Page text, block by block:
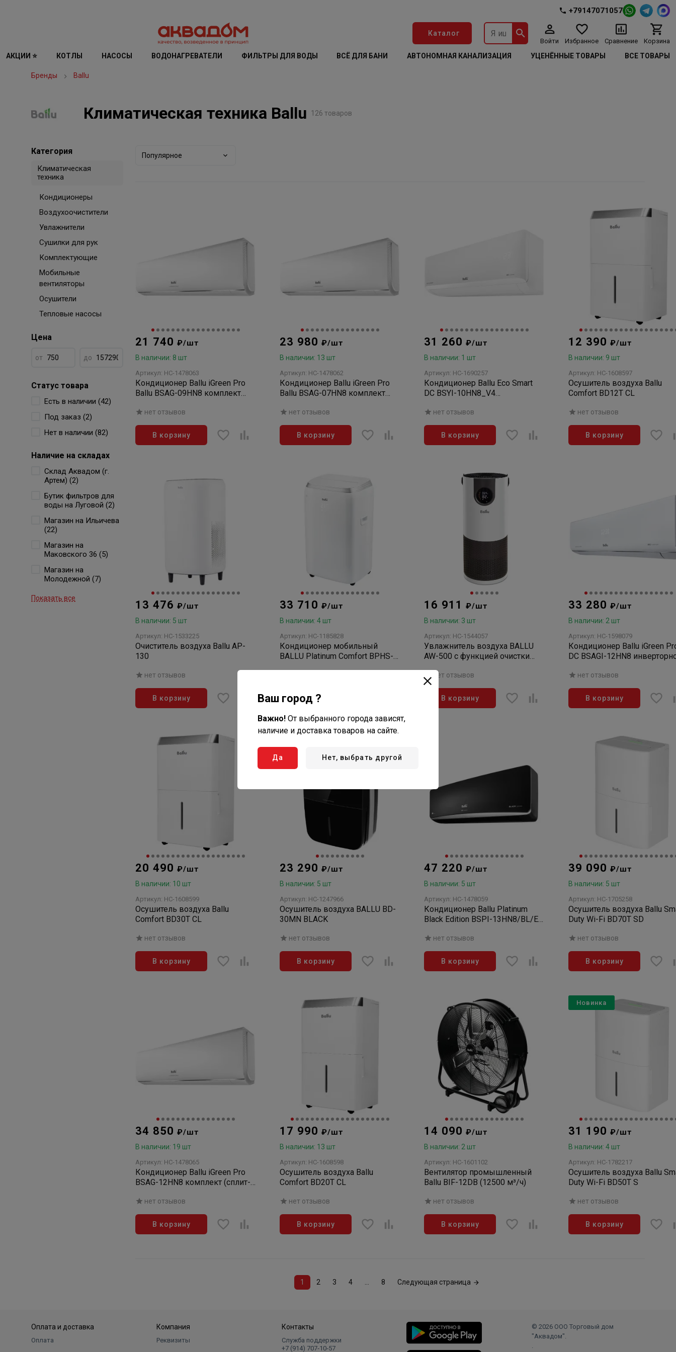
+79147071057
Каталог
Войти Избранное Сравнение Корзина
АКЦИИ ⭐ КОТЛЫ НАСОСЫ ВОДОНАГРЕВАТЕЛИ ФИЛЬТРЫ ДЛЯ ВОДЫ ВСЁ ДЛЯ БАНИ АВТОНОМНАЯ КАНАЛИЗАЦИЯ УЦЕНЁННЫЕ ТОВАРЫ ВСЕ ТОВАРЫ
Бренды Ballu
Климатическая техника Ballu 126 товаров
Категория
Климатическая
техника
Кондиционеры
Воздухоочистители
Увлажнители
Сушилки для рук
Комплектующие
Мобильные
вентиляторы
Осушители
Тепловые насосы
Цена
от до
Статус товара
Есть в наличии (42)
Под заказ (2)
Нет в наличии (82)
Наличие на складах
Cклад Аквадом (г.
Артем) (2)
Бутик фильтров для
воды на Луговой (2)
Магазин на Ильичева
(22)
Магазин на
Маковского 36 (5)
Магазин на
Молодежной (7)
Показать все
Популярное
21 740₽/шт
В наличии: 8 шт
Артикул: НС-1478063
Кондиционер Ballu iGreen Pro
Ballu BSAG-09HN8 комплект
нет отзывов
В корзину
23 980₽/шт
В наличии: 13 шт
Артикул: НС-1478062
Кондиционер Ballu iGreen Pro
Ballu BSAG-07HN8 комплект
нет отзывов
В корзину
31 260₽/шт
В наличии: 1 шт
Артикул: НС-1690257
Кондиционер Ballu Eco Smart
DC BSYI-10HN8_V4
(сплит-система)
нет отзывов
В корзину
12 390₽/шт
В наличии: 9 шт
Артикул: НС-1608597
Осушитель воздуха Ballu
Comfort BD12T CL
нет отзывов
В корзину
13 476₽/шт
В наличии: 5 шт
Артикул: НС-1533225
Очиститель воздуха Ballu AP-
130
нет отзывов
В корзину
33 710₽/шт
В наличии: 4 шт
Артикул: НС-1185828
Кондиционер мобильный
BALLU Platinum Comfort BPHS-
В корзину
16 911₽/шт
В наличии: 3 шт
Артикул: НС-1544057
Увлажнитель воздуха BALLU
AW-500 с функцией очистки
нет отзывов
В корзину
33 280₽/шт
В наличии: 2 шт
Артикул: НС-1598079
Кондиционер Ballu iGreen
DC BSAGI-12HN8
нет отзывов
В корзину
20 490₽/шт
В наличии: 10 шт
Артикул: НС-1608599
Осушитель воздуха Ballu
Comfort BD30T CL
нет отзывов
В корзину
23 290₽/шт
В наличии: 5 шт
Артикул: НС-1247966
Осушитель воздуха BALLU BD-
30MN BLACK
нет отзывов
В корзину
47 220₽/шт
В наличии: 5 шт
Артикул: НС-1478059
Кондиционер Ballu Platinum
Black Edition BSPI-13HN8/BL/EU
(сплит-система)
нет отзывов
В корзину
39 090₽/шт
В наличии: 5 шт
Артикул: НС-1705258
Осушитель воздуха Ballu
Duty Wi-Fi BD70T SD
нет отзывов
В корзину
34 850₽/шт
В наличии: 19 шт
Артикул: НС-1478065
Кондиционер Ballu iGreen Pro
BSAG-12HN8 комплект (сплит-
нет отзывов
В корзину
17 990₽/шт
В наличии: 13 шт
Артикул: НС-1608598
Осушитель воздуха Ballu
Comfort BD20T CL
нет отзывов
В корзину
14 090₽/шт
В наличии: 2 шт
Артикул: НС-1601102
Вентилятор промышленный
Ballu BIF-12DB (12500 м³/ч)
нет отзывов
В корзину
31 190₽/шт
В наличии: 4 шт
Артикул: НС-1782217
Осушитель воздуха Ballu
Duty Wi-Fi BD50T S
нет отзывов
В корзину
Новинка
1 2 3 4 8 Следующая страница
Оплата и доставка
Оплата
Компания
Реквизиты
Контакты
Служба поддержки
+7 (914) 707‑10‑57
© 2026 ООО Торговый дом
"Аквадом".
.
Ваш город ?
Важно! От выбранного города зависят,
наличие и доставка товаров на сайте.
Да Нет, выбрать другой